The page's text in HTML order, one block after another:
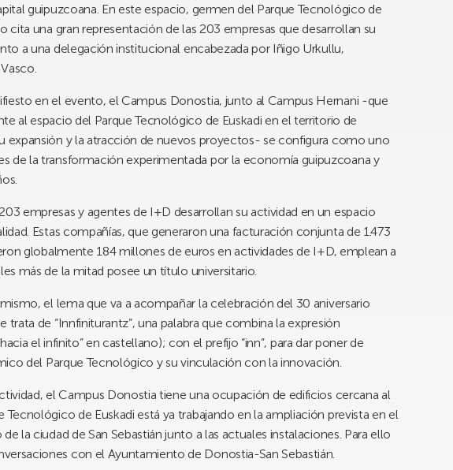
guipuzcoana. En este espacio, germen del Parque Tecnológico de
cita una gran representación de las 203 empresas que desarrollan su
a una delegación institucional encabezada por Iñigo Urkullu,
en el evento, el Campus Donostia, junto al Campus Hernani -que
al espacio del Parque Tecnológico de Euskadi en el territorio de
expansión y la atracción de nuevos proyectos- se configura como uno
de la transformación experimentada por la economía guipuzcoana y
empresas y agentes de I+D desarrollan su actividad en un espacio
Estas compañías, que generaron una facturación conjunta de 1.473
globalmente 184 millones de euros en actividades de I+D, emplean a
más de la mitad posee un título universitario.
el lema que va a acompañar la celebración del 30 aniversario
trata de “Innfiniturantz”, una palabra que combina la expresión
el infinito” en castellano); con el prefijo “inn”, para dar poner de
del Parque Tecnológico y su vinculación con la innovación.
el Campus Donostia tiene una ocupación de edificios cercana al
Tecnológico de Euskadi está ya trabajando en la ampliación prevista en el
la ciudad de San Sebastián junto a las actuales instalaciones. Para ello
con el Ayuntamiento de Donostia-San Sebastián.